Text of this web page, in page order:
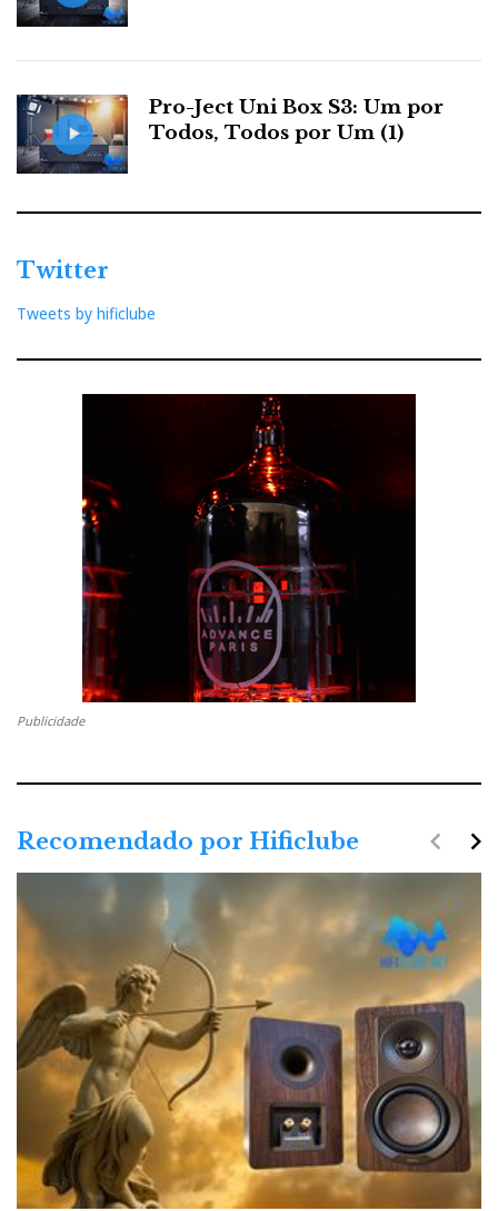
Pro-Ject Uni Box S3: Um por
Todos, Todos por Um (1)
Twitter
Tweets by hificlube
Publicidade
Recomendado por Hificlube navigate_next
navigate_before